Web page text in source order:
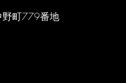
町779番地